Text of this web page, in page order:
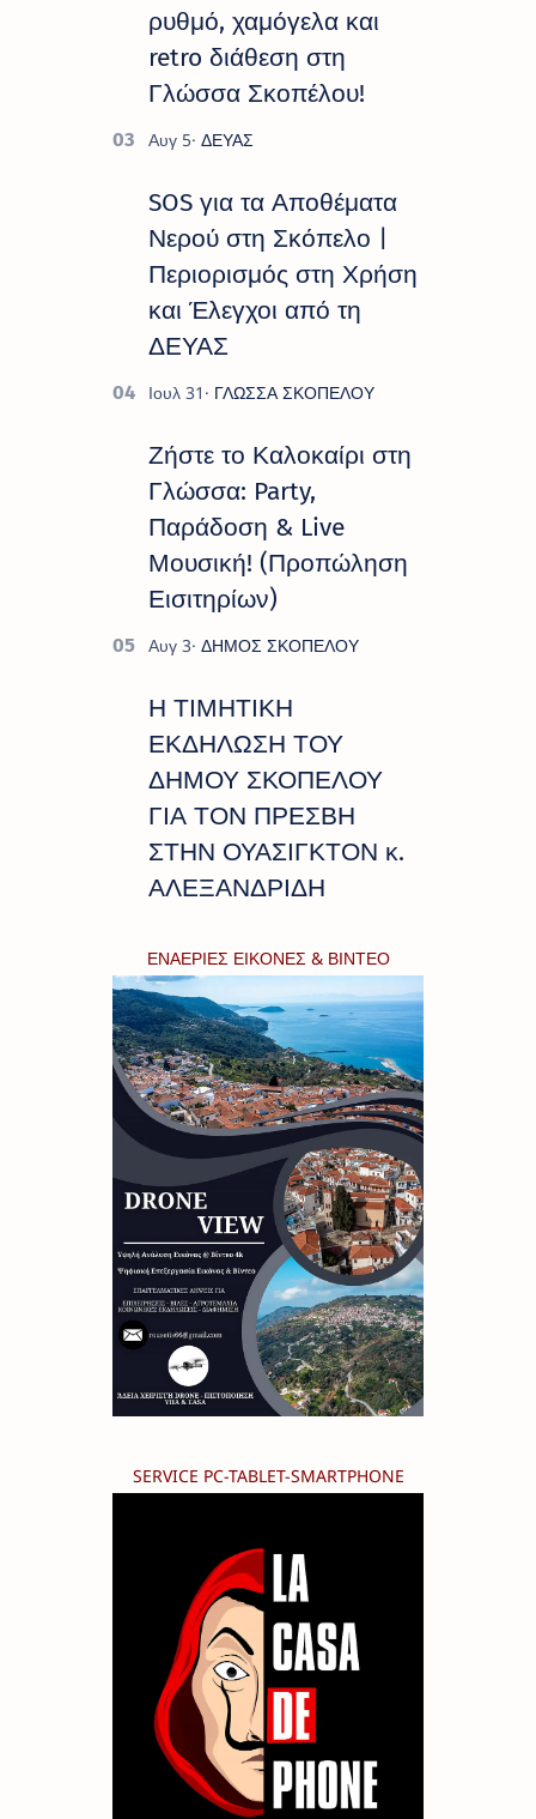
ρυθμό, χαμόγελα και
retro διάθεση στη
Γλώσσα Σκοπέλου!
SOS για τα Αποθέματα
Νερού στη Σκόπελο |
Περιορισμός στη Χρήση
και Έλεγχοι από τη
ΔΕΥΑΣ
Ζήστε το Καλοκαίρι στη
Γλώσσα: Party,
Παράδοση & Live
Μουσική! (Προπώληση
Εισιτηρίων)
Η ΤΙΜΗΤΙΚΗ
ΕΚΔΗΛΩΣΗ ΤΟΥ
ΔΗΜΟΥ ΣΚΟΠΕΛΟΥ
ΓΙΑ ΤΟΝ ΠΡΕΣΒΗ
ΣΤΗΝ ΟΥΑΣΙΓΚΤΟΝ κ.
ΑΛΕΞΑΝΔΡΙΔΗ
ΕΝΑΕΡΙΕΣ ΕΙΚΟΝΕΣ & ΒΙΝΤΕΟ
SERVICE PC-TABLET-SMARTPHONE